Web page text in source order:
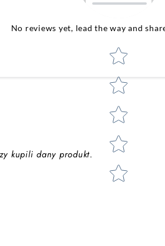
No reviews yet, lead the way and
Star rating
kupili dany produkt.